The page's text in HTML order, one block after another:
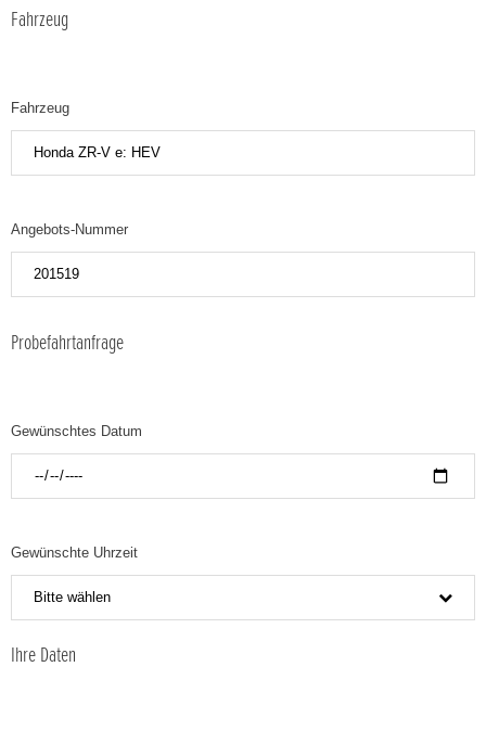
Fahrzeug
Fahrzeug
Angebots-Nummer
Probefahrtanfrage
Gewünschtes Datum
Gewünschte Uhrzeit
Bitte wählen
Ihre Daten